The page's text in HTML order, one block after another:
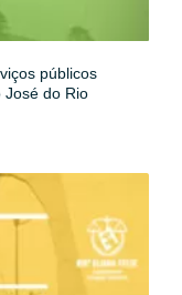
públicos
do Rio